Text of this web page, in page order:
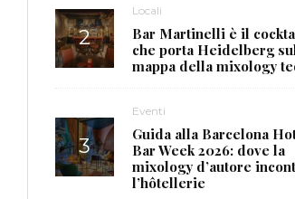
Locali
Bar Martinelli è il
che porta Heidelberg
mappa della mixology
Eventi
Guida alla Barcelona
Bar Week 2026: dove la
mixology d’autore
l’hôtellerie